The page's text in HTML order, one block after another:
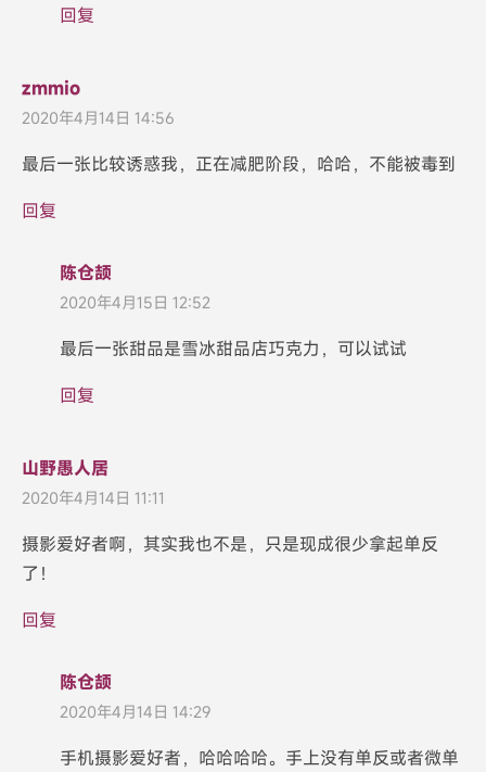
回复
zmmio
2020年4月14日 14:56
最后一张比较诱惑我，正在减肥阶段，哈哈，不能被毒到
回复
陈仓颉
2020年4月15日 12:52
最后一张甜品是雪冰甜品店巧克力，可以试试
回复
山野愚人居
2020年4月14日 11:11
摄影爱好者啊，其实我也不是，只是现成很少拿起单反
了！
回复
陈仓颉
2020年4月14日 14:29
手机摄影爱好者，哈哈哈哈。手上没有单反或者微单